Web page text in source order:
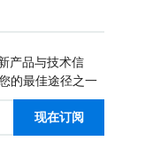
产品与技术信
的最佳途径之一
现在订阅